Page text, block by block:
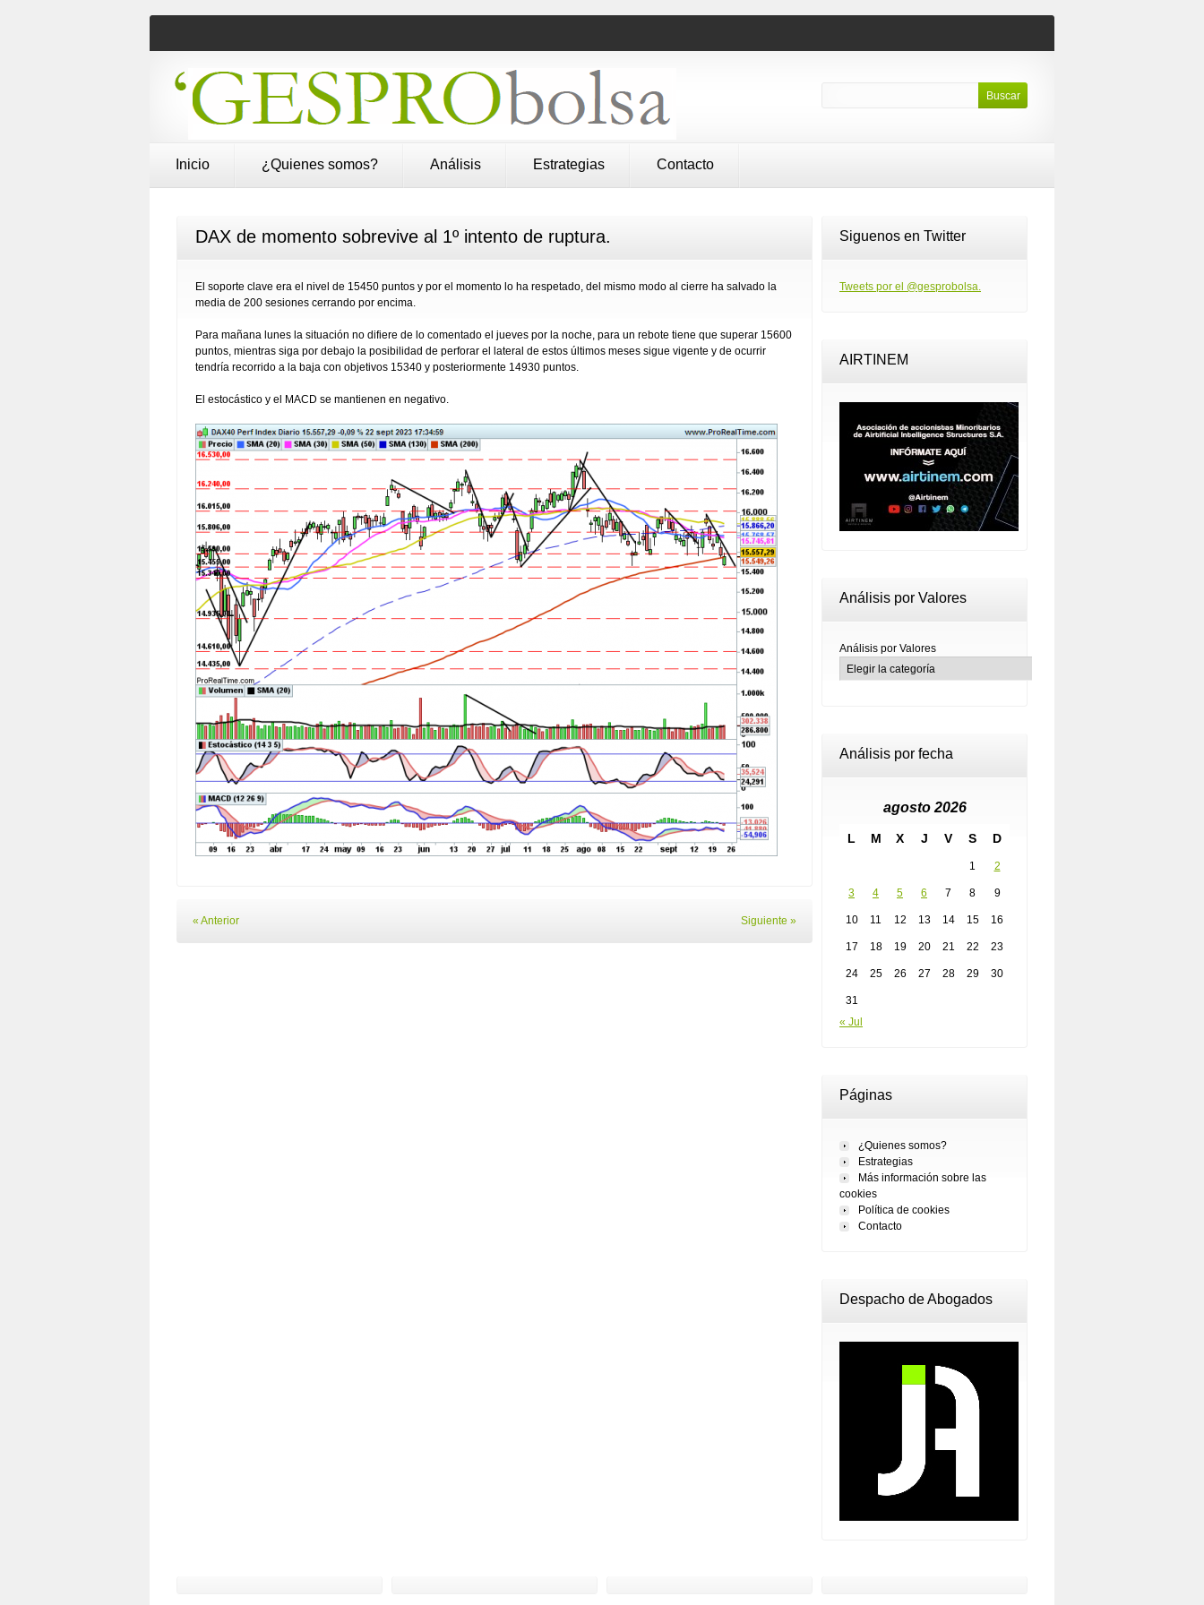
Inicio ¿Quienes somos? Análisis Estrategias Contacto
DAX de momento sobrevive al 1º intento de ruptura.
El soporte clave era el nivel de 15450 puntos y por el momento lo ha respetado, del mismo modo al cierre ha salvado la
media de 200 sesiones cerrando por encima.
Para mañana lunes la situación no difiere de lo comentado el jueves por la noche, para un rebote tiene que superar 15600
puntos, mientras siga por debajo la posibilidad de perforar el lateral de estos últimos meses sigue vigente y de ocurrir
tendría recorrido a la baja con objetivos 15340 y posteriormente 14930 puntos.
El estocástico y el MACD se mantienen en negativo.
« Anterior Siguiente »
Siguenos en Twitter
Tweets por el @gesprobolsa.
AIRTINEM
Análisis por Valores
Análisis por Valores
Análisis por fecha
agosto 2026
L M X J V S D
1 2
3 4 5 6 7 8 9
10 11 12 13 14 15 16
17 18 19 20 21 22 23
24 25 26 27 28 29 30
31
« Jul
Páginas
¿Quienes somos?
Estrategias
Más información sobre las
cookies
Política de cookies
Contacto
Despacho de Abogados